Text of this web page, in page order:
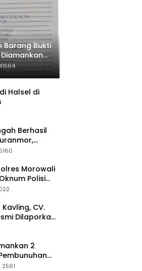
Barang Bukti
Halsel di
Berhasil
Beraksi di 7
5160
Morowali
Polisi
CV.
Dilaporkan
2
2561